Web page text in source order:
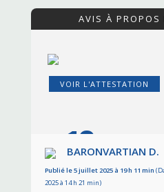
AVIS À PROPOS
VOIR L'ATTESTATION
10/10
Basé sur 2 avis
BARONVARTIAN D.
Publié le 5 juillet 2025 à 19 h 11 min
2025 à 14 h 21 min)